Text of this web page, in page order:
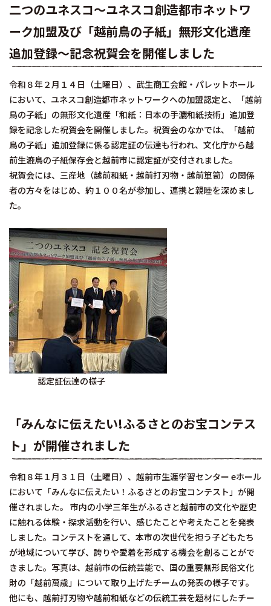
二つのユネスコ～ユネスコ創造都市ネットワ
ーク加盟及び「越前鳥の子紙」無形文化遺産
追加登録～記念祝賀会を開催しました
令和８年２月１４日（土曜日）、武生商工会館・パレットホール
において、ユネスコ創造都市ネットワークへの加盟認定と、「越前
鳥の子紙」の無形文化遺産「和紙：日本の手漉和紙技術」追加登
録を記念した祝賀会を開催しました。祝賀会のなかでは、「越前
鳥の子紙」追加登録に係る認定証の伝達も行われ、文化庁から越
前生漉鳥の子紙保存会と越前市に認定証が交付されました。
祝賀会には、三産地（越前和紙・越前打刃物・越前箪笥）の関係
者の方々をはじめ、約１００名が参加し、連携と親睦を深めまし
た。
認定証伝達の様子
「みんなに伝えたい!ふるさとのお宝コンテス
ト」が開催されました
令和８年１月３１日（土曜日）、越前市生涯学習センター eホール
において「みんなに伝えたい！ふるさとのお宝コンテスト」が開
催されました。 市内の小学三年生がふるさと越前市の文化や歴史
に触れる体験・探求活動を行い、感じたことや考えたことを発表
しました。コンテストを通して、本市の次世代を担う子どもたち
が地域について学び、誇りや愛着を形成する機会を創ることがで
きました。写真は、越前市の伝統芸能で、国の重要無形民俗文化
財の「越前萬歳」について取り上げたチームの発表の様子です。
他にも、越前打刃物や越前和紙などの伝統工芸を題材にしたチー